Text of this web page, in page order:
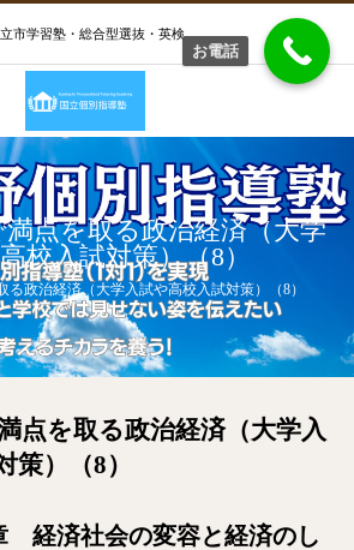
立市学習塾・総合型選抜・英検
点を取る政治経済（大学
校入試対策）（8）
る政治経済（大学入試や高校入試対策）（8）
点を取る政治経済（大学入
策）（8）
経済社会の変容と経済のし
お電話